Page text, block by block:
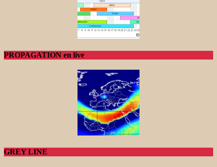
PROPAGATION en live
GREY LINE